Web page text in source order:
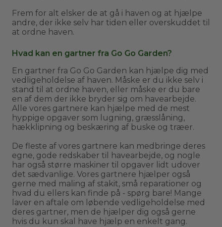
Frem for alt elsker de at gå i haven og at hjælpe
andre, der ikke selv har tiden eller overskuddet til
at ordne haven.
Hvad kan en gartner fra Go Go Garden?
En gartner fra Go Go Garden kan hjælpe dig med
vedligeholdelse af haven. Måske er du ikke selv i
stand til at ordne haven, eller måske er du bare
en af dem der ikke bryder sig om havearbejde.
Alle vores gartnere kan hjælpe med de mest
hyppige opgaver som lugning, græsslåning,
hækklipning og beskæring af buske og træer.
De fleste af vores gartnere kan medbringe deres
egne, gode redskaber til havearbejde, og nogle
har også større maskiner til opgaver lidt udover
det sædvanlige. Vores gartnere hjælper også
gerne med maling af stakit, små reparationer og
hvad du ellers kan finde på - spørg bare! Mange
laver en aftale om løbende vedligeholdelse med
deres gartner, men de hjælper dig også gerne
hvis du kun skal have hjælp en enkelt gang.